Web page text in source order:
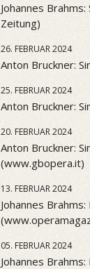
Johannes
Zeitung)
26. FEBRUAR 2024
Anton Bruckner:
25. FEBRUAR 2024
Anton Bruckner:
20. FEBRUAR 2024
Anton Bruckner:
(www.gbopera.it)
13. FEBRUAR 2024
Johannes
05. FEBRUAR 2024
Johannes